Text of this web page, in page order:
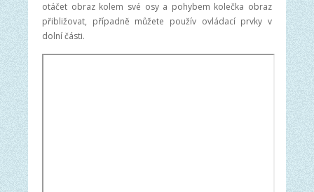
otáčet obraz kolem své osy a pohybem kolečka obraz
přibližovat, případně můžete použív ovládací prvky v
dolní části.